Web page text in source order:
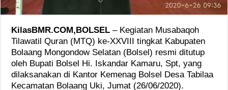
KilasBMR.COM,BOLSEL – Kegiatan Musabaqoh
Tilawatil Quran (MTQ) ke-XXVIII tingkat Kabupaten
Bolaang Mongondow Selatan (Bolsel) resmi ditutup
oleh Bupati Bolsel Hi. Iskandar Kamaru, Spt, yang
dilaksanakan di Kantor Kemenag Bolsel Desa Tabilaa
Kecamatan Bolaang Uki, Jumat (26/06/2020).